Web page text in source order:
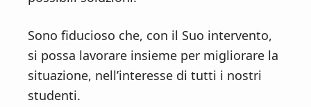
Sono fiducioso che, con il Suo intervento,
si possa lavorare insieme per migliorare la
situazione, nell’interesse di tutti i nostri
studenti.